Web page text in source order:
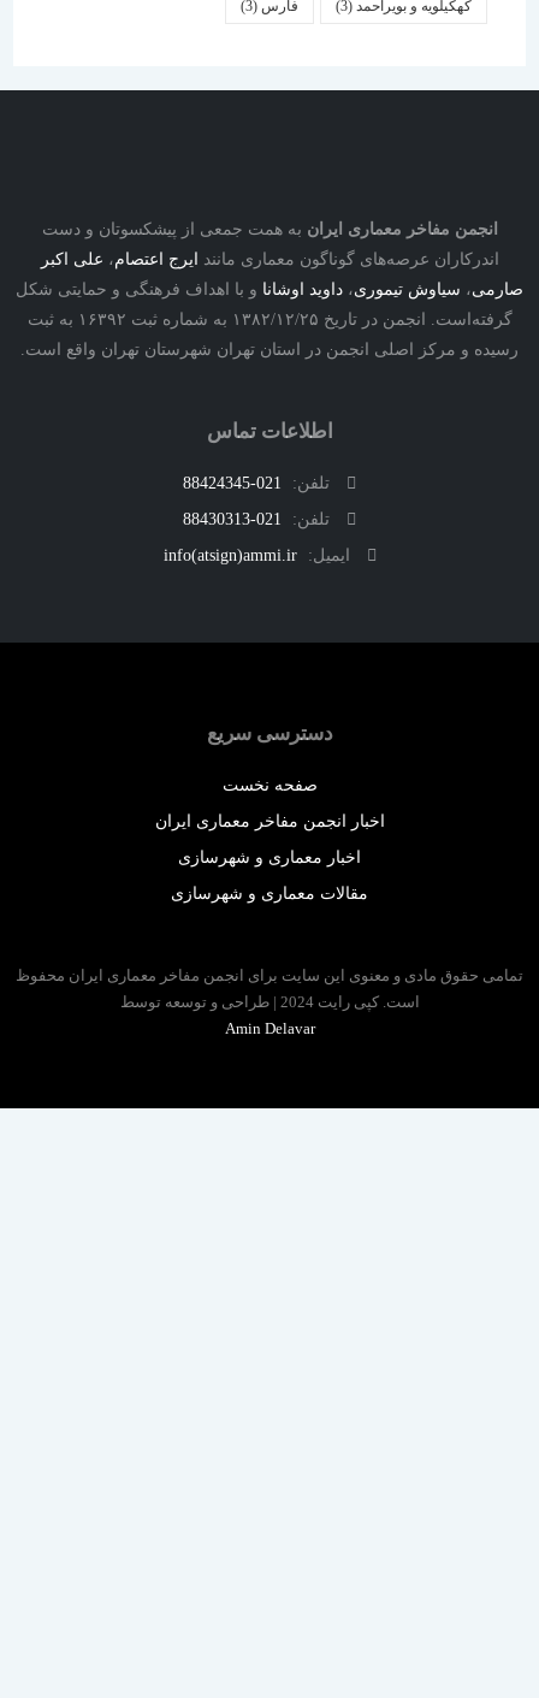
کهکیلویه و بویراحمد(3) فارس
مفاخر معماری ایرانبه همت جمعی از پیشکسوتان و دست
عرصه‌های گوناگون معماری مانندایرج اعتصام،علی اکبر
،سیاوش تیموری،داوید اوشانا و با اهداف فرهنگی و حمایتی شکل
گرفته‌است. انجمن در تاریخ ۱۳۸۲/۱۲/۲۵ به شماره ثبت ۱۶۳۹۲ به ثبت
و مرکز اصلی انجمن در استان تهران شهرستان تهران واقع است.
اطلاعات تماس
تلفن:
021-88424345
تلفن:
021-88430313
ایمیل:
info(atsign)ammi.ir
دسترسی سریع
صفحه نخست
اخبار انجمن مفاخر معماری ایران
اخبار معماری و شهرسازی
مقالات معماری و شهرسازی
حقوق مادی و معنوی این سایت برای انجمن مفاخر معماری ایران محفوظ
است. کپی رایت 2024 | طراحی و توسعه توسط
Amin Delavar